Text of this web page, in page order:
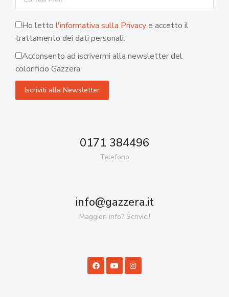
Ho letto l'informativa sulla Privacye accetto il
trattamento dei dati personali.
Acconsento ad iscrivermi alla newsletter del
colorificio Gazzera
0171 384496
Telefono
info@gazzera.it
Maggiori info? Scrivici!